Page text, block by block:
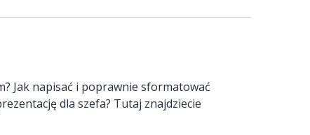
Jak napisać i poprawnie sformatować
dla szefa? Tutaj znajdziecie